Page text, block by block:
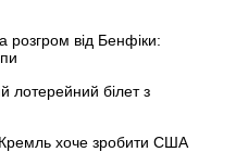
розгром від Бенфіки:
лотерейний білет з
хоче зробити США